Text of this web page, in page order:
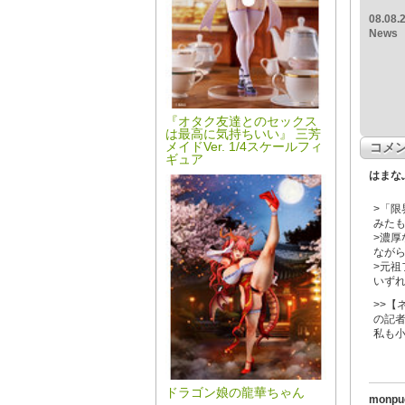
『オタク友達とのセックス
は最高に気持ちいい』 三芳
メイドVer. 1/4スケールフィ
ギュア
ドラゴン娘の龍華ちゃん
News
コメ
はまな
>「限
みた
>濃厚
なが
>元祖
いず
>>【
の記
私も